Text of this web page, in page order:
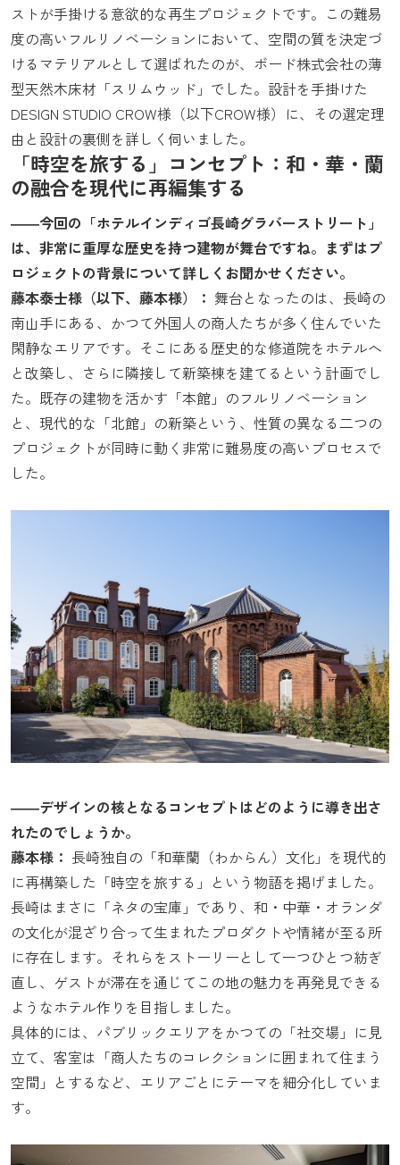
ストが手掛ける意欲的な再生プロジェクトです。この難易
度の高いフルリノベーションにおいて、空間の質を決定づ
けるマテリアルとして選ばれたのが、ボード株式会社の薄
型天然木床材「スリムウッド」でした。設計を手掛けた
DESIGN STUDIO CROW様（以下CROW様）に、その選定理
由と設計の裏側を詳しく伺いました。
「時空を旅する」コンセプト：和・華・蘭
の融合を現代に再編集する
――今回の「ホテルインディゴ長崎グラバーストリート」
は、非常に重厚な歴史を持つ建物が舞台ですね。まずはプ
ロジェクトの背景について詳しくお聞かせください。
藤本泰士様（以下、藤本様）： 舞台となったのは、長崎の
南山手にある、かつて外国人の商人たちが多く住んでいた
閑静なエリアです。そこにある歴史的な修道院をホテルへ
と改築し、さらに隣接して新築棟を建てるという計画でし
た。既存の建物を活かす「本館」のフルリノベーション
と、現代的な「北館」の新築という、性質の異なる二つの
プロジェクトが同時に動く非常に難易度の高いプロセスで
した。
――デザインの核となるコンセプトはどのように導き出さ
れたのでしょうか。
藤本様： 長崎独自の「和華蘭（わからん）文化」を現代的
に再構築した「時空を旅する」という物語を掲げました。
長崎はまさに「ネタの宝庫」であり、和・中華・オランダ
の文化が混ざり合って生まれたプロダクトや情緒が至る所
に存在します。それらをストーリーとして一つひとつ紡ぎ
直し、ゲストが滞在を通じてこの地の魅力を再発見できる
ようなホテル作りを目指しました。
具体的には、パブリックエリアをかつての「社交場」に見
立て、客室は「商人たちのコレクションに囲まれて住まう
空間」とするなど、エリアごとにテーマを細分化していま
す。